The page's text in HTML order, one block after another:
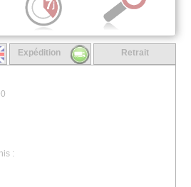
Expédition Retrait
: